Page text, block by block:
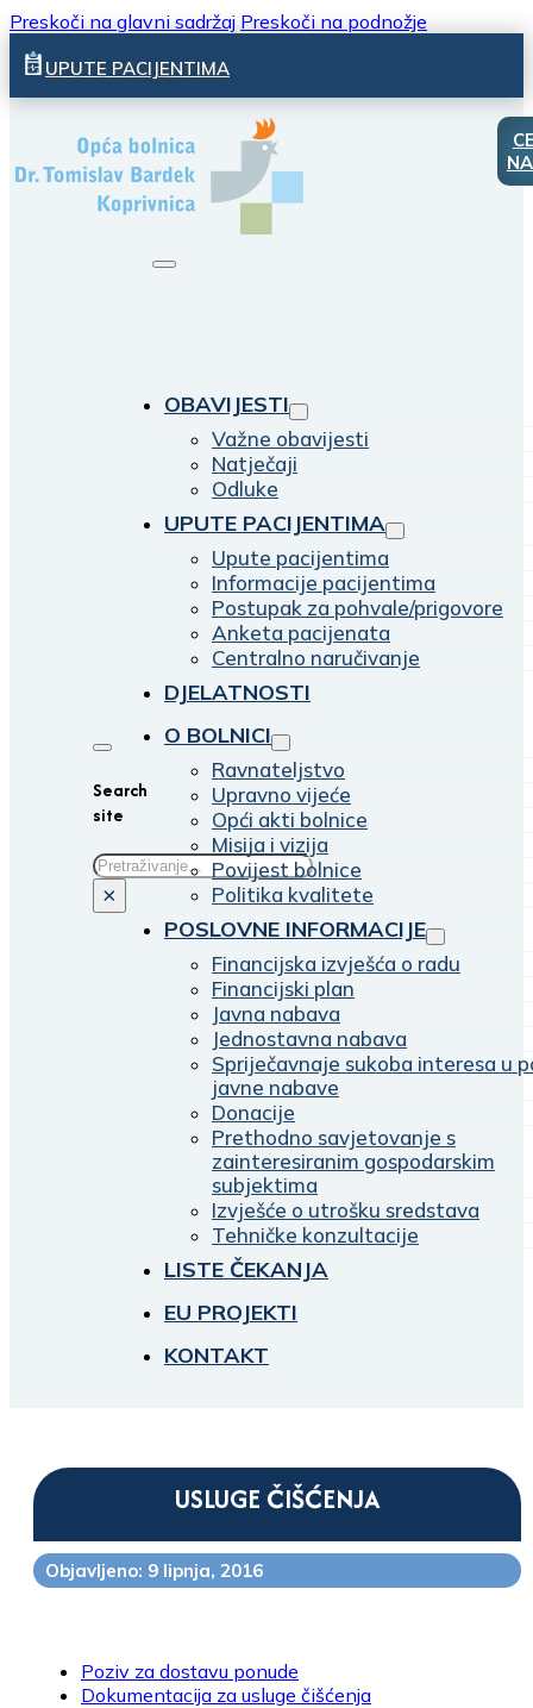
Preskoči na glavni sadržaj Preskoči na podnožje
UPUTE PACIJENTIMA
Search
site
Traži
×
OBAVIJESTI
Važne obavijesti
Natječaji
Odluke
UPUTE PACIJENTIMA
Upute pacijentima
Informacije pacijentima
Postupak za pohvale/prigovore
Anketa pacijenata
Centralno naručivanje
DJELATNOSTI
O BOLNICI
Ravnateljstvo
Upravno vijeće
Opći akti bolnice
Misija i vizija
Povijest bolnice
Politika kvalitete
POSLOVNE INFORMACIJE
Financijska izvješća o radu
Financijski plan
Javna nabava
Jednostavna nabava
Spriječavnaje sukoba interesa u
javne nabave
Donacije
Prethodno savjetovanje s
zainteresiranim gospodarskim
subjektima
Izvješće o utrošku sredstava
Tehničke konzultacije
LISTE ČEKANJA
EU PROJEKTI
KONTAKT
USLUGE ČIŠĆENJA
Objavljeno: 9 lipnja, 2016
Poziv za dostavu ponude
Dokumentacija za usluge čišćenja